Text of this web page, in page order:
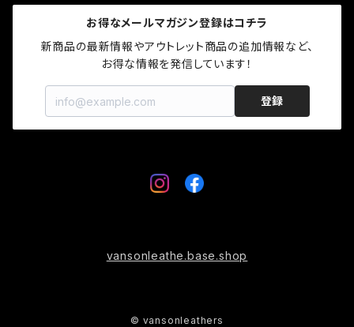
プロテクター
秋冬モデル
グローブ
キャップ
お得なメールマガジン登録はコチラ
新商品の最新情報やアウトレット商品の追加情報など、
お得な情報を発信しています！
登録
vansonleathe.base.shop
© vansonleathers